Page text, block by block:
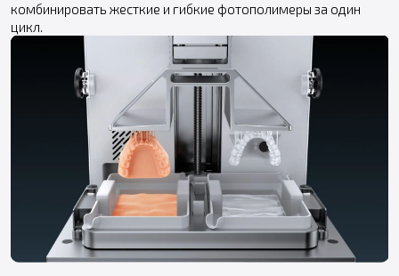
комбинировать жесткие и гибкие фотополимеры за один
цикл.